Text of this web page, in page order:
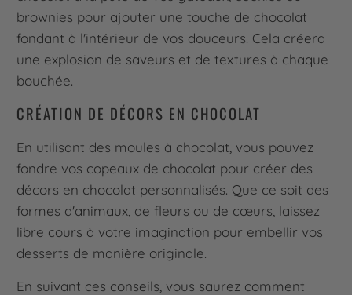
brownies pour ajouter une touche de chocolat
fondant à l'intérieur de vos douceurs. Cela créera
une explosion de saveurs et de textures à chaque
bouchée.
CRÉATION DE DÉCORS EN CHOCOLAT
En utilisant des moules à chocolat, vous pouvez
fondre vos copeaux de chocolat pour créer des
décors en chocolat personnalisés. Que ce soit des
formes d'animaux, de fleurs ou de cœurs, laissez
libre cours à votre imagination pour embellir vos
desserts de manière originale.
En suivant ces conseils, vous saurez comment